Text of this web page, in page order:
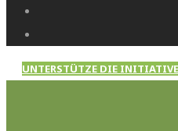
UNTERSTÜTZE DIE INITIATIVE